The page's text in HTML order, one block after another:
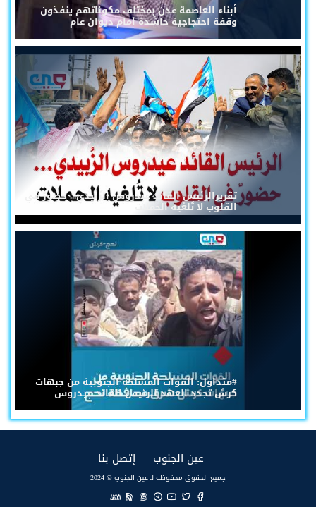
أبناء العاصمة عدن بمختلف مكوناتهم ينفذون
وقفة احتجاجية حاشدة أمام ديوان عام
تقريرالرئيس القائد عيدروس الزُبيدي... حضورٌ في
القلوب لا تُلغيه الحملات
#متداول: القوات المسلحة الجنوبية من جبهات
كرش تجدد العهد للرئيس القائد عيدروس
عين الجنوب إتصل بنا
جميع الحقوق محفوظة لـ عين الجنوب © 2024
EN